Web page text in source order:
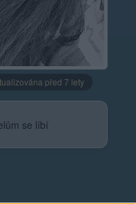
před 7 lety
se líbí